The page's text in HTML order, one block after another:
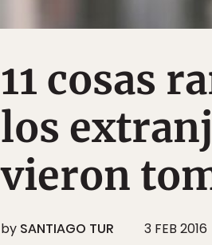
11 cosas
los
vieron
by SANTIAGO TUR 3 FEB 2016